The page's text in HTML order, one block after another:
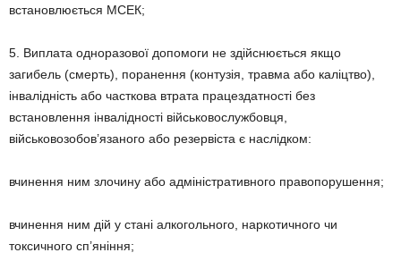
встановлюється МСЕК;
5. Виплата одноразової допомоги не здійснюється якщо
загибель (смерть), поранення (контузія, травма або каліцтво),
інвалідність або часткова втрата працездатності без
встановлення інвалідності військовослужбовця,
військовозобов’язаного або резервіста є наслідком:
вчинення ним злочину або адміністративного правопорушення;
вчинення ним дій у стані алкогольного, наркотичного чи
токсичного сп’яніння;